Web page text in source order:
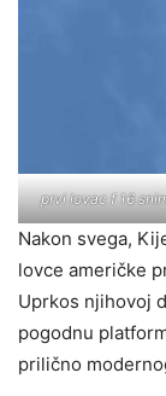
prvi lovac f 16
Nakon svega,
lovce američke
Uprkos njihovoj
pogodnu
prilično